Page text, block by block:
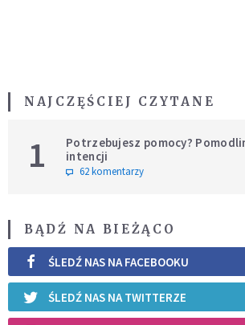
NAJCZĘŚCIEJ CZYTANE
1
Potrzebujesz pomocy?
intencji
62 komentarzy
BĄDŹ NA BIEŻĄCO
ŚLEDŹ NAS NA FACEBOOKU
ŚLEDŹ NAS NA TWITTERZE